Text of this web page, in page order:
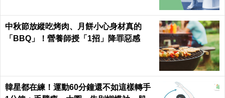
中秋節放縱吃烤肉、月餅小心身材真的
「BBQ」！營養師授「1招」降罪惡感
韓星都在練！運動60分鐘還不如這樣轉手